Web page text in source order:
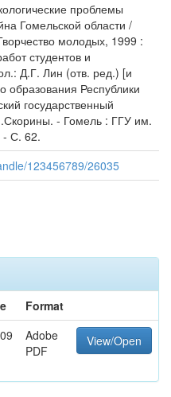
проблемы
Гомельской области /
молодых, 1999 :
студентов и
Д.Г. Лин (отв. ред.) [и
образования Республики
государственный
- Гомель : ГГУ им.
С. 62.
123456789/26035
Format
Adobe
PDF
View/Open